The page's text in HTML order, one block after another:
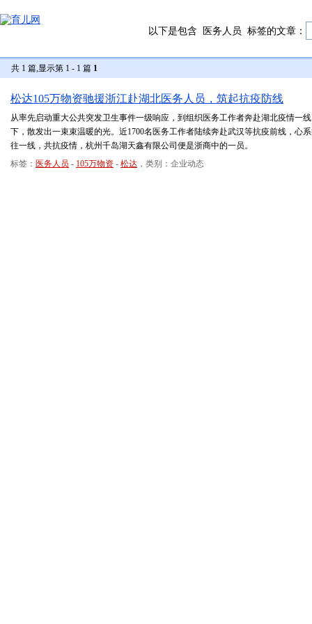
以下是包含 医务人员 标签的文章：
共 1 篇,显示第 1 - 1 篇 1
松达105万物资驰援浙江赴湖北医务人员，筑起抗疫防线
从率先启动重大公共突发卫生事件一级响应，到组织医务工作者奔赴湖北疫情一
下，散发出一束束温暖的光。近1700名医务工作者陆续奔赴武汉等抗疫前线，心
往一线，共抗疫情，杭州千岛湖天鑫有限公司便是浙商中的一员。
标签： 医务人员 - 105万物资 - 松达 ，类别：企业动态